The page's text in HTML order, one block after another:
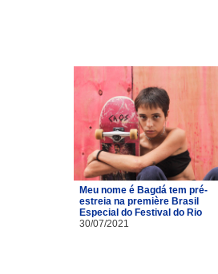
Meu nome é Bagdá tem pré-
estreia na première Brasil
Especial do Festival do Rio
30/07/2021